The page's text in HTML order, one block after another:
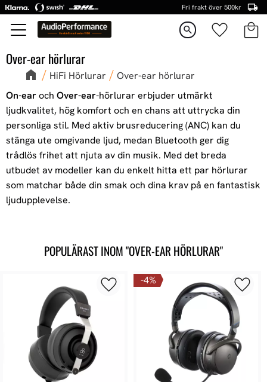
Meny
Fri frakt över 500kr
search Favoriter
Over-ear hörlurar
HiFi Hörlurar
Over-ear hörlurar
On-earoch Over-ear-hörlurar erbjuder utmärkt
ljudkvalitet, hög komfort och en chans att uttrycka din
personliga stil. Med aktiv brusreducering (ANC) kan du
stänga ute omgivande ljud, medan Bluetooth ger dig
trådlös frihet att njuta av din musik. Med det breda
utbudet av modeller kan du enkelt hitta ett par hörlurar
som matchar både din smak och dina krav på en fantastisk
ljudupplevelse.
POPULÄRAST INOM "OVER-EAR HÖRLURAR"
4%